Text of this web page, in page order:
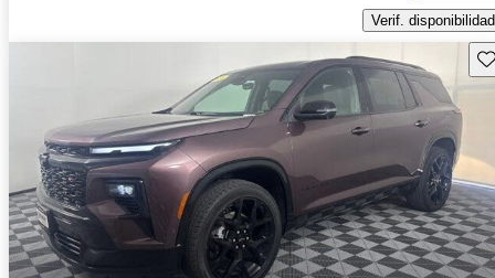
Verif. disponibilidad